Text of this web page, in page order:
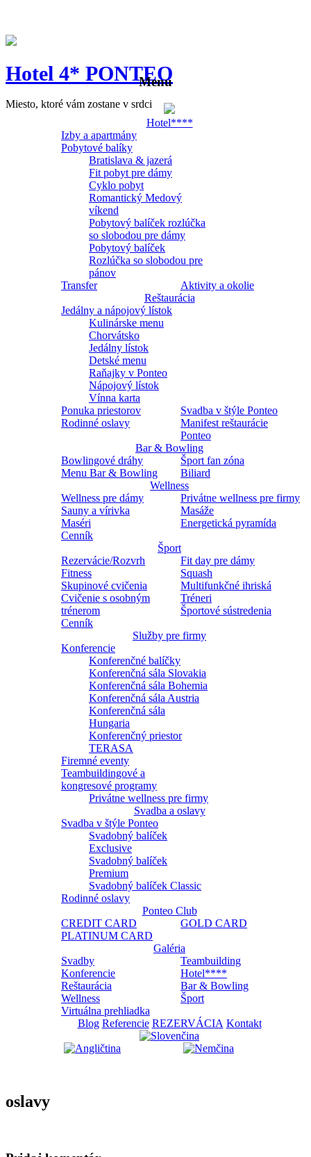
Hotel 4* PONTEO
Miesto, ktoré vám zostane v srdci
Menu
Hotel****
Izby a apartmány
Pobytové balíky
Bratislava & jazerá
Fit pobyt pre dámy
Cyklo pobyt
Romantický Medový
víkend
Pobytový balíček rozlúčka
so slobodou pre dámy
Pobytový balíček
Rozlúčka so slobodou pre
pánov
Transfer
Aktivity a okolie
Reštaurácia
Jedálny a nápojový lístok
Kulinárske menu
Chorvátsko
Jedálny lístok
Detské menu
Raňajky v Ponteo
Nápojový lístok
Vínna karta
Ponuka priestorov
Svadba v štýle Ponteo
Rodinné oslavy
Manifest reštaurácie
Ponteo
Bar & Bowling
Bowlingové dráhy
Šport fan zóna
Menu Bar & Bowling
Biliard
Wellness
Wellness pre dámy
Privátne wellness pre firmy
Sauny a vírivka
Masáže
Maséri
Energetická pyramída
Cenník
Šport
Rezervácie/Rozvrh
Fit day pre dámy
Fitness
Squash
Skupinové cvičenia
Multifunkčné ihriská
Cvičenie s osobným
trénerom
Tréneri
Športové sústredenia
Cenník
Služby pre firmy
Konferencie
Konferenčné balíčky
Konferenčná sála Slovakia
Konferenčná sála Bohemia
Konferenčná sála Austria
Konferenčná sála
Hungaria
Konferenčný priestor
TERASA
Firemné eventy
Teambuildingové a
kongresové programy
Privátne wellness pre firmy
Svadba a oslavy
Svadba v štýle Ponteo
Svadobný balíček
Exclusive
Svadobný balíček
Premium
Svadobný balíček Classic
Rodinné oslavy
Ponteo Club
CREDIT CARD
GOLD CARD
PLATINUM CARD
Galéria
Svadby
Teambuilding
Konferencie
Hotel****
Reštaurácia
Bar & Bowling
Wellness
Šport
Virtuálna prehliadka
Blog Referencie REZERVÁCIA Kontakt
oslavy